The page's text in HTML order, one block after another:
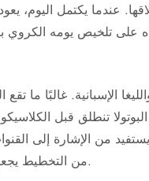
عندما يكتمل
على تلخيص يومه
الإسبانية. غالبًا ما
تنطلق قبل
ويستفيد من الإشارة إلى
من التخطيط يجعل المشاهدة أكثر هدوءًا وأقل ارتجالًا.